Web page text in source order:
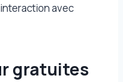
avec
gratuites